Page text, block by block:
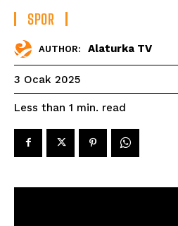
SPOR
AUTHOR: Alaturka TV
3 Ocak 2025
Less than 1 min. read